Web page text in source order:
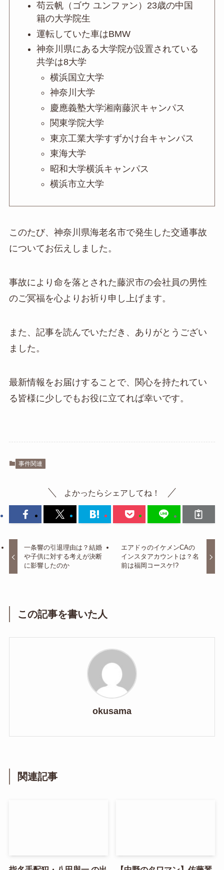
苟云帆（ゴウ ユンファン）23歳の中国
籍の大学院生
運転していた車はBMW
神奈川県にある大学院が設置されている
共学は8大学
横浜国立大学
神奈川大学
慶應義塾大学湘南藤沢キャンパス
関東学院大学
東京工業大学すずかけ台キャンパス
東海大学
昭和大学横浜キャンパス
横浜市立大学
このたび、神奈川県海老名市で発生した交通事故
についてお伝えしました。
事故により命を落とされた藤沢市の会社員の男性
のご冥福を心よりお祈り申し上げます。
また、記事を読んでいただき、ありがとうござい
ました。
最新情報をお届けすることで、関心を持たれてい
る皆様に少しでもお役に立てれば幸いです。
事件関連
よかったらシェアしてね！
一条響の引退理由は？結婚
や子供に対する考えが決断
に影響したのか
エアドゥのイケメンCAの
インスタアカウントは？名
前は福岡コースケ!?
この記事を書いた人
okusama
関連記事